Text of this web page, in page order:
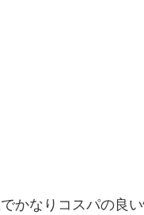
かなりコスパの良い